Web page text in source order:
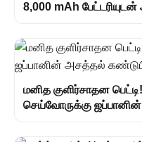
8,000 mAh
மனித குளிர்சாதன
செய்வோருக்கு ஜப்பானின்